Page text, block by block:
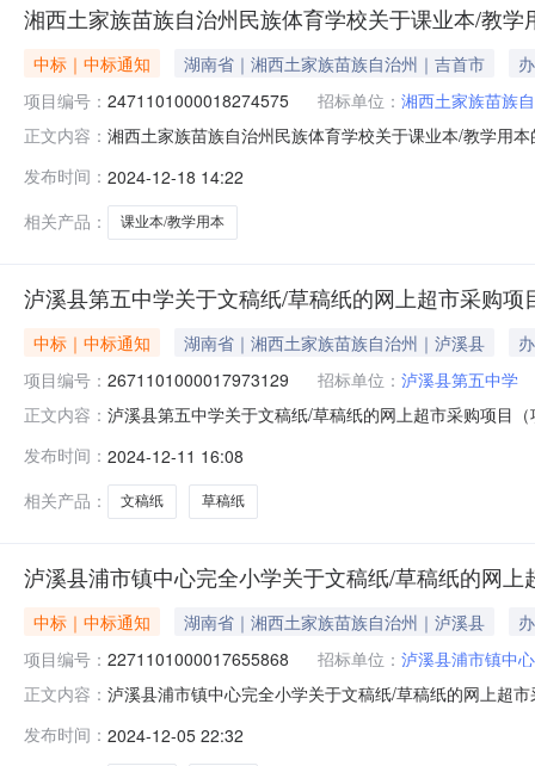
湘西土家族苗族自治州民族体育学校关于课业本/教
中标｜中标通知 湖南省｜湘西土家族苗族自治州｜吉首市
项目编号： 2471101000018274575 招标单位： 湘西土家族苗族
正文内容： 湘西土家族苗族自治州民族体育学校关于课业本/教学用
行政区划编码:433199项目所在行政区划名称:湘西土家
发布时间： 2024-12-18 14:22
相关产品：
课业本/教学用本
泸溪县第五中学关于文稿纸/草稿纸的网上超市采购项
中标｜中标通知 湖南省｜湘西土家族苗族自治州｜泸溪县
项目编号： 2671101000017973129 招标单位： 泸溪县第五中学
正文内容： 泸溪县第五中学关于文稿纸/草稿纸的网上超市采购项目
湘西土家族苗族自治州泸溪县报价起止时间:-二、采购单
发布时间： 2024-12-11 16:08
相关产品：
文稿纸 草稿纸
泸溪县浦市镇中心完全小学关于文稿纸/草稿纸的网上
中标｜中标通知 湖南省｜湘西土家族苗族自治州｜泸溪县
项目编号： 2271101000017655868 招标单位： 泸溪县浦市镇中
正文内容： 泸溪县浦市镇中心完全小学关于文稿纸/草稿纸的网上超
在行政区划名称:湖南省湘西土家族苗族自治州泸溪县报
发布时间： 2024-12-05 22:32